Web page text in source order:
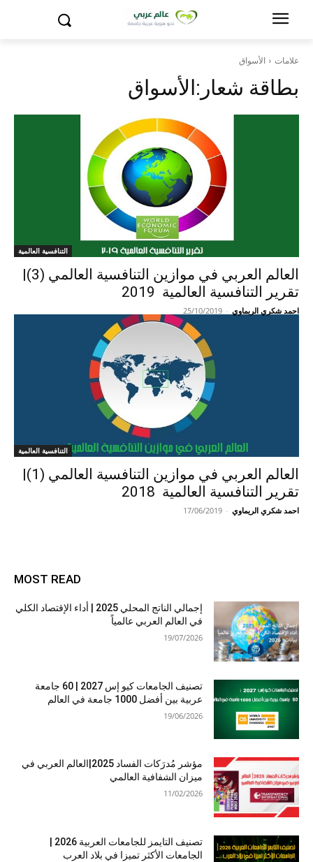
علامات الأسواق
بطاقة شعار:الأسواق
التنافسية العالمية
العالم العربي في موازين التنافسية العالمي (3)|
تقرير التنافسية العالمية 2019
احمد شكري الريماوي -
25/10/2019
التنافسية العالمية
العالم العربي في موازين التنافسية العالمي (1)|
تقرير التنافسية العالمية 2018
احمد شكري الريماوي -
17/06/2019
MOST READ
إجمالي الناتج المحلي 2025 | أداء الإقتصاد الكلي
في العالم العربي عالمياً
19/07/2026
تصنيف الجامعات كيو إس 2027 | 60 جامعة
عربية بين أفضل 1000 جامعة في العالم
19/06/2026
مؤشر مُدرَكات الفساد 2025|العالم العربي في
ميزان الشفافية العالمي
11/02/2026
الجامعات الأكثر تميزا في بلاد العرب